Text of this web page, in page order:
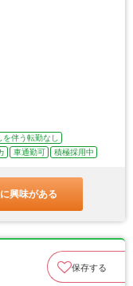
伴う転勤なし
車通勤可 積極採用中
興味がある
保存する